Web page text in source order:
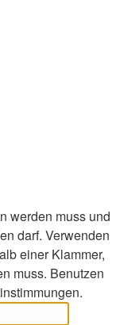
werden muss und
darf. Verwenden
einer Klammer,
muss. Benutzen